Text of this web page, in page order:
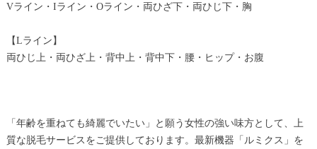
Vライン・Iライン・Oライン・両ひざ下・両ひじ下・胸
【Lライン】
両ひじ上・両ひざ上・背中上・背中下・腰・ヒップ・お腹
「年齢を重ねても綺麗でいたい」と願う女性の強い味方として、上
質な脱毛サービスをご提供しております。最新機器「ルミクス」を